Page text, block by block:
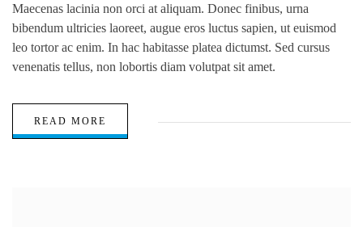
Maecenas lacinia non orci at aliquam. Donec finibus, urna
bibendum ultricies laoreet, augue eros luctus sapien, ut euismod
leo tortor ac enim. In hac habitasse platea dictumst. Sed cursus
venenatis tellus, non lobortis diam volutpat sit amet.
READ MORE